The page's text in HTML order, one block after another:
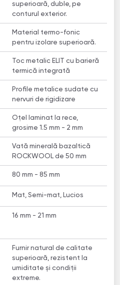
superioară, duble, pe
conturul exterior.
Material termo-fonic
pentru izolare superioară.
Toc metalic ELIT cu barieră
termică integrată
Profile metalice sudate cu
nervuri de rigidizare
Oțel laminat la rece,
grosime 1.5 mm - 2 mm
Vată minerală bazaltică
ROCKWOOL de 50 mm
80 mm - 85 mm
Mat, Semi-mat, Lucios
16 mm - 21 mm
Furnir natural de calitate
superioară, rezistent la
umiditate și condiții
extreme.